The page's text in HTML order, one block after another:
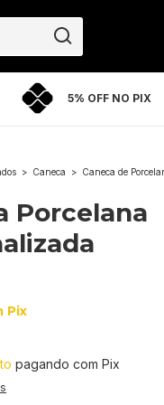
ARTE ARENA5% OFF NO PIX
> Caneca > Caneca de
Porcelana
Pix
pagando com Pix